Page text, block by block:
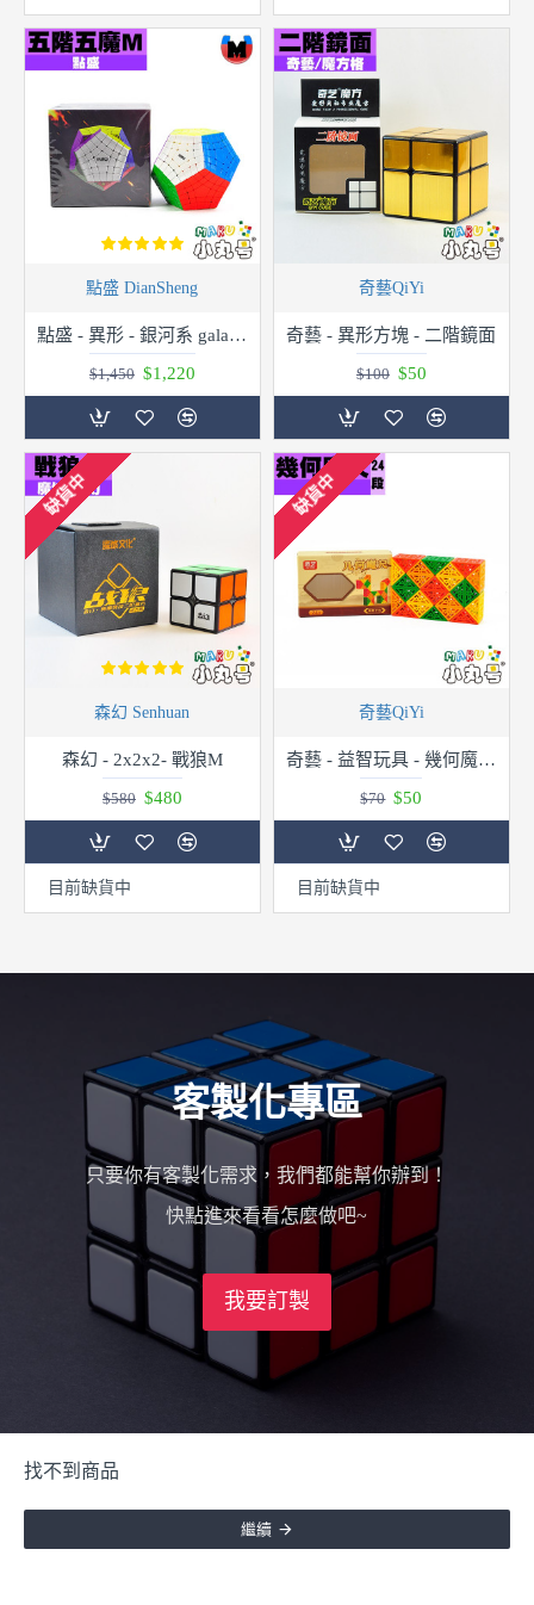
點盛 DianSheng
點盛 - 異形 - 銀河系 galaxy - 磁力五階五魔 Diansheng Gigaminx M
$1,220
$1,450
奇藝QiYi
奇藝 - 異形方塊 - 二階鏡面
$50
$100
缺貨中
森幻 Senhuan
森幻 - 2x2x2- 戰狼M
$480
$580
目前缺貨中
缺貨中
奇藝QiYi
奇藝 - 益智玩具 - 幾何魔尺 24段
$50
$70
目前缺貨中
客製化專區
只要你有客製化需求，我們都能幫你辦到！
快點進來看看怎麼做吧~
我要訂製
找不到商品
繼續